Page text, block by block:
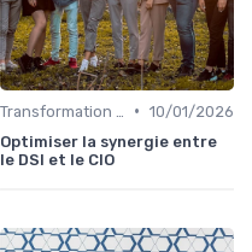
• 10/01/2026
Optimiser la synergie entre
le DSI et le CIO